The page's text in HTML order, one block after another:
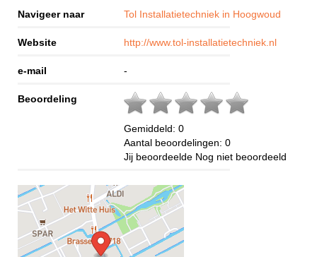
Navigeer naar Tol Installatietechniek in Hoogwoud
Website http://www.tol-installatietechniek.nl
e-mail -
Beoordeling
Gemiddeld: 0
Aantal beoordelingen: 0
Jij beoordeelde Nog niet beoordeeld